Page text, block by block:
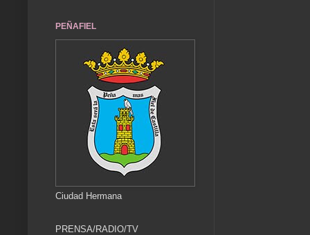
PEÑAFIEL
Ciudad Hermana
PRENSA/RADIO/TV